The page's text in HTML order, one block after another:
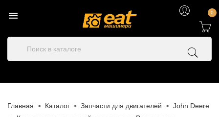
 0
Главная Каталог Запчасти для двигателей
John Deere